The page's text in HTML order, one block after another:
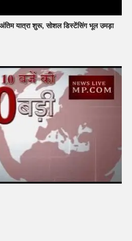
अंतिम यात्रा शुरू, सोशल डिस्टेंसिंग भूल उमड़ा